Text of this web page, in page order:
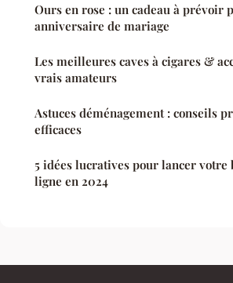
Ours en rose : un cadeau à prévoir
anniversaire de mariage
Les meilleures caves à cigares &
vrais amateurs
Astuces déménagement : conseils
efficaces
5 idées lucratives pour lancer votre
ligne en 2024